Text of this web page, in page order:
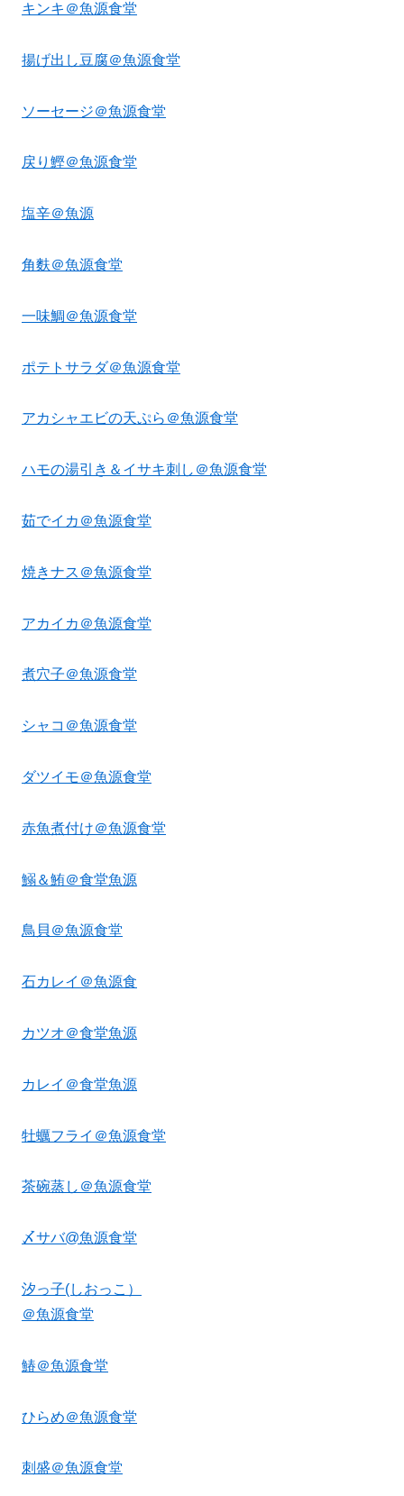
キンキ＠魚源食堂
揚げ出し豆腐＠魚源食堂
ソーセージ＠魚源食堂
戻り鰹＠魚源食堂
塩辛＠魚源
角麩＠魚源食堂
一味鯛＠魚源食堂
ポテトサラダ＠魚源食堂
アカシャエビの天ぷら＠魚源食堂
ハモの湯引き＆イサキ刺し＠魚源食堂
茹でイカ＠魚源食堂
焼きナス＠魚源食堂
アカイカ＠魚源食堂
煮穴子＠魚源食堂
シャコ＠魚源食堂
ダツイモ＠魚源食堂
赤魚煮付け＠魚源食堂
鰯＆鮪＠食堂魚源
鳥貝＠魚源食堂
石カレイ＠魚源食
カツオ＠食堂魚源
カレイ＠食堂魚源
牡蠣フライ＠魚源食堂
茶碗蒸し＠魚源食堂
〆サバ@魚源食堂
汐っ子(しおっこ）
＠魚源食堂
鰆＠魚源食堂
ひらめ＠魚源食堂
刺盛＠魚源食堂